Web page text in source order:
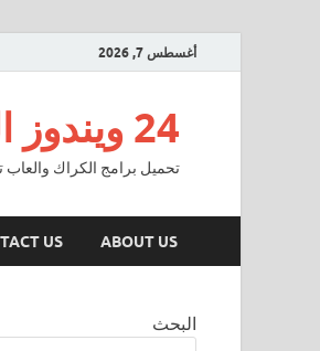
أغسطس 7, 2026
24 ويندوز الكراك
تحميل برامج الكراك والعاب
ABOUT US
US
البحث